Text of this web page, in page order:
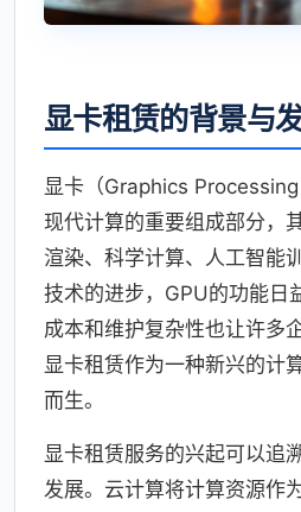
显卡租赁的背景与
显卡（Graphics
现代计算的重要组成部分，
渲染、科学计算、人工智能
技术的进步，GPU的功能日
成本和维护复杂性也让许多
显卡租赁作为一种新兴的计
而生。
显卡租赁服务的兴起可以追
发展。云计算将计算资源作